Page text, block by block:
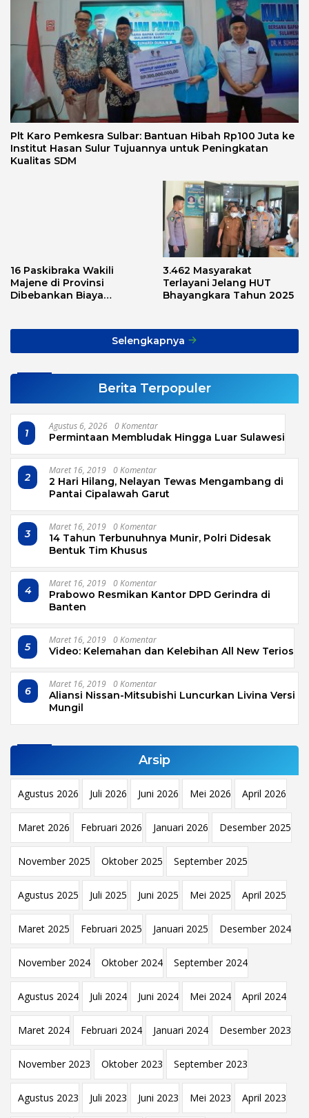
Plt Karo Pemkesra Sulbar: Bantuan Hibah Rp100 Juta ke
Institut Hasan Sulur Tujuannya untuk Peningkatan
Kualitas SDM
16 Paskibraka Wakili
Majene di Provinsi
Dibebankan Biaya
3.462 Masyarakat
Terlayani Jelang HUT
Bhayangkara Tahun 2025
Selengkapnya
Berita Terpopuler
1
Agustus 6, 2026 0 Komentar
Permintaan Membludak Hingga Luar Sulawesi
2
Maret 16, 2019 0 Komentar
2 Hari Hilang, Nelayan Tewas Mengambang di
Pantai Cipalawah Garut
3
Maret 16, 2019 0 Komentar
14 Tahun Terbunuhnya Munir, Polri Didesak
Bentuk Tim Khusus
4
Maret 16, 2019 0 Komentar
Prabowo Resmikan Kantor DPD Gerindra di
Banten
5
Maret 16, 2019 0 Komentar
Video: Kelemahan dan Kelebihan All New Terios
6
Maret 16, 2019 0 Komentar
Aliansi Nissan-Mitsubishi Luncurkan Livina Versi
Mungil
Arsip
Agustus 2026 Juli 2026 Juni 2026 Mei 2026 April 2026
Maret 2026 Februari 2026 Januari 2026 Desember 2025
November 2025 Oktober 2025 September 2025
Agustus 2025 Juli 2025 Juni 2025 Mei 2025 April 2025
Maret 2025 Februari 2025 Januari 2025 Desember 2024
November 2024 Oktober 2024 September 2024
Agustus 2024 Juli 2024 Juni 2024 Mei 2024 April 2024
Maret 2024 Februari 2024 Januari 2024 Desember 2023
November 2023 Oktober 2023 September 2023
Agustus 2023 Juli 2023 Juni 2023 Mei 2023 April 2023